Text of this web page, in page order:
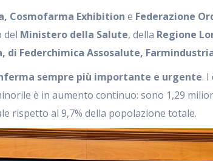
Cosmofarma Exhibition e Federazione
del Ministero della Salute, della Regione
di Federchimica Assosalute,
sempre più importante e urgente. I
è in aumento continuo: sono 1,29
rispetto al 9,7% della popolazione totale.